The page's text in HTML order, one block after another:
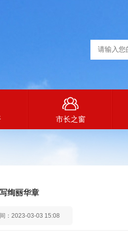
市长之窗
绚丽华章
：2023-03-03 15:08